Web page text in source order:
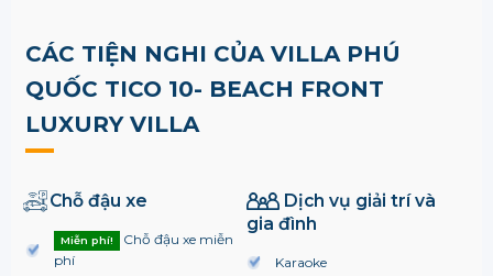
CÁC TIỆN NGHI CỦA VILLA PHÚ
QUỐC TICO 10- BEACH FRONT
LUXURY VILLA
Chỗ đậu xe
Miễn phí!
Chỗ đậu xe miễn
phí
Dịch vụ giải trí và
gia đình
Karaoke